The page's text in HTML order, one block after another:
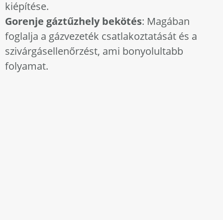
kiépítése.
Gorenje gáztűzhely bekötés: Magában
foglalja a gázvezeték csatlakoztatását és a
szivárgásellenőrzést, ami bonyolultabb
folyamat.